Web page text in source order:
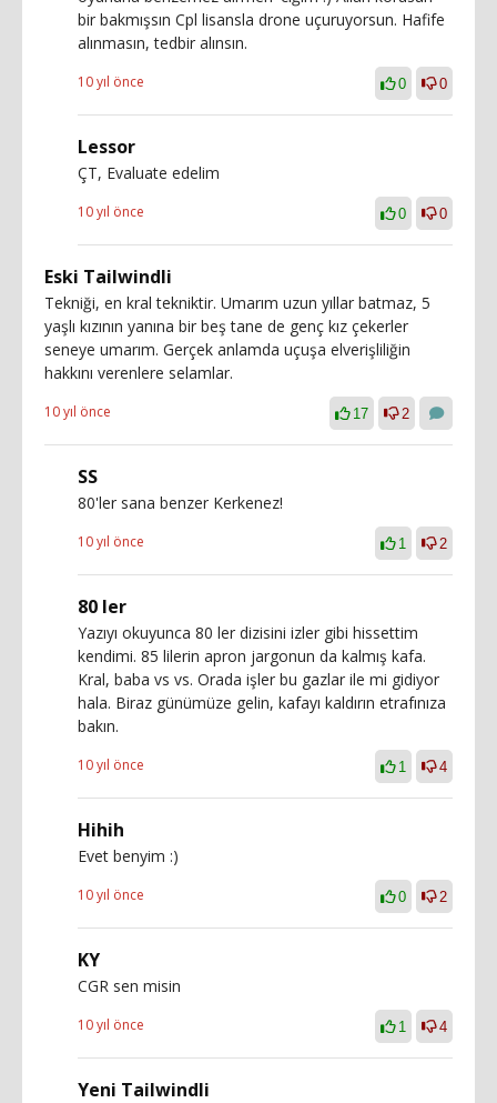
bir bakmışsın Cpl lisansla drone uçuruyorsun. Hafife
alınmasın, tedbir alınsın.
10 yıl önce 0 0
Lessor
ÇT, Evaluate edelim
10 yıl önce 0 0
Eski Tailwindli
Tekniği, en kral tekniktir. Umarım uzun yıllar batmaz, 5
yaşlı kızının yanına bir beş tane de genç kız çekerler
seneye umarım. Gerçek anlamda uçuşa elverişliliğin
hakkını verenlere selamlar.
10 yıl önce 17 2
SS
80'ler sana benzer Kerkenez!
10 yıl önce 1 2
80 ler
Yazıyı okuyunca 80 ler dizisini izler gibi hissettim
kendimi. 85 lilerin apron jargonun da kalmış kafa.
Kral, baba vs vs. Orada işler bu gazlar ile mi gidiyor
hala. Biraz günümüze gelin, kafayı kaldırın etrafınıza
bakın.
10 yıl önce 1 4
Hihih
Evet benyim :)
10 yıl önce 0 2
KY
CGR sen misin
10 yıl önce 1 4
Yeni Tailwindli